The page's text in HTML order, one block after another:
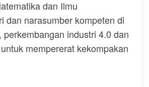
dan Ilmu
dan narasumber kompeten di
industri 4.0 dan
mempererat kekompakan